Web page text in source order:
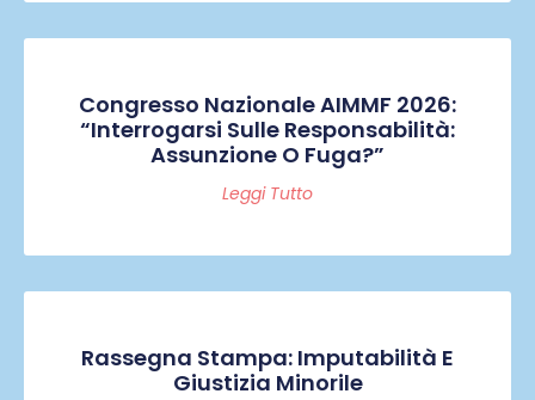
Congresso Nazionale AIMMF 2026:
“Interrogarsi Sulle Responsabilità:
Assunzione O Fuga?”
Leggi Tutto
Rassegna Stampa: Imputabilità E
Giustizia Minorile